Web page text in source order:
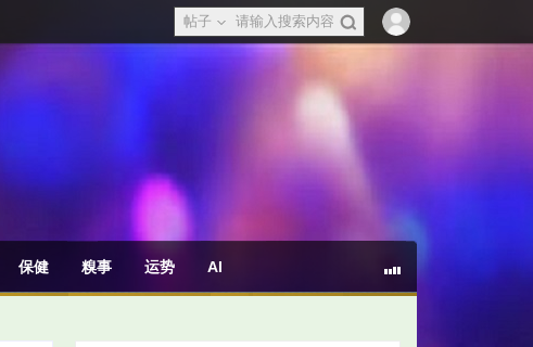
帖子
保健 糗事 运势 AI